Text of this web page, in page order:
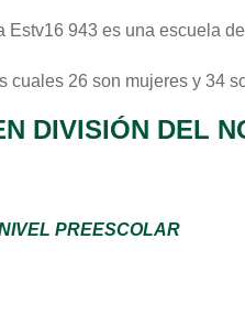
Estv16 943 es una escuela
cuales 26 son mujeres y 34
DIVISIÓN DEL
PREESCOLAR